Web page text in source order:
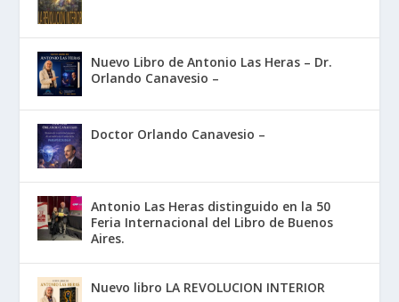
Nuevo Libro de Antonio Las Heras – Dr.
Orlando Canavesio –
Doctor Orlando Canavesio –
Antonio Las Heras distinguido en la 50
Feria Internacional del Libro de Buenos
Aires.
Nuevo libro LA REVOLUCION INTERIOR